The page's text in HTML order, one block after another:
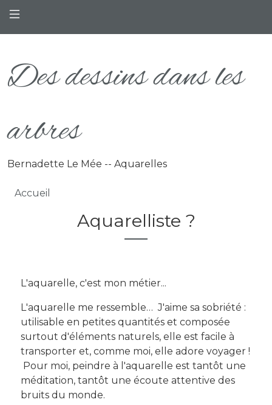
Des dessins dans les
arbres
Bernadette Le Mée -- Aquarelles
Fil d'Ariane
Accueil
Aquarelliste ?
L'aquarelle, c'est mon métier...
L'aquarelle me ressemble… J'aime sa sobriété :
utilisable en petites quantités et composée
surtout d'éléments naturels, elle est facile à
transporter et, comme moi, elle adore voyager !
Pour moi, peindre à l'aquarelle est tantôt une
méditation, tantôt une écoute attentive des
bruits du monde.